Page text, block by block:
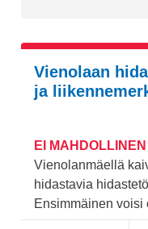
Vienolaan
ja
EI MAHDOLLINEN
Vienolanmäellä
hidastavia
Ensimmäinen voisi